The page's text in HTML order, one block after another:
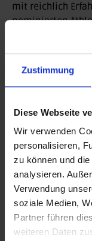
Zustimmung
Diese Webseite
Wir verwenden
personalisieren,
zu können und
analysieren.
Verwendung
soziale Medien,
Partner führen
weiteren Daten
mit reichlich
nominierten
25
sich auf ihre
Kombination aus
ein
Deutschland!“
Die weiteren
Paris sind der 2.
Zurück
BEITRAG